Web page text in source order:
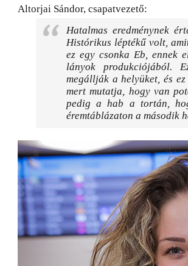
Altorjai Sándor, csapatvezető:
Hatalmas eredménynek
Histórikus léptékű volt,
ez egy csonka Eb, ennek
lányok produkciójából.
megállják a helyüket, és
mert mutatja, hogy van
pedig a hab a tortán,
éremtáblázaton a második